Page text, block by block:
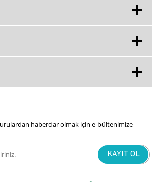
haberdar olmak için e-bültenimize